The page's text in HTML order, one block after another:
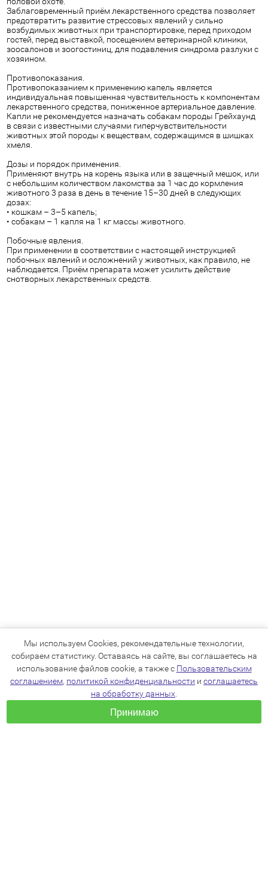
Заблаговременный приём лекарственного средства позволяет
предотвратить развитие стрессовых явлений у сильно
возбудимых животных при транспортировке, перед приходом
гостей, перед выставкой, посещением ветеринарной клиники,
зоосалонов и зоогостиниц, для подавления синдрома разлуки с
хозяином.
Противопоказания.
Противопоказанием к применению капель является
индивидуальная повышенная чувствительность к компонентам
лекарственного средства, пониженное артериальное давление.
Капли не рекомендуется назначать собакам породы Грейхаунд
в связи с известными случаями гиперчувствительности
животных этой породы к веществам, содержащимся в шишках
хмеля.
Дозы и порядок применения.
Применяют внутрь на корень языка или в защечный мешок, или
с небольшим количеством лакомства за 1 час до кормления
животного 3 раза в день в течение 15–30 дней в следующих
дозах:
• кошкам – 3–5 капель;
• собакам – 1 капля на 1 кг массы животного.
Побочные явления.
При применении в соответствии с настоящей инструкцией
побочных явлений и осложнений у животных, как правило, не
наблюдается. Приём препарата может усилить действие
снотворных лекарственных средств.
Мы используем Cookies, рекомендательные технологии,
собираем статистику. Оставаясь на сайте, вы соглашаетесь на
использование файлов cookie, а также с Пользовательским
соглашением, политикой конфиденциальности и соглашаетесь
на обработку данных
Принимаю